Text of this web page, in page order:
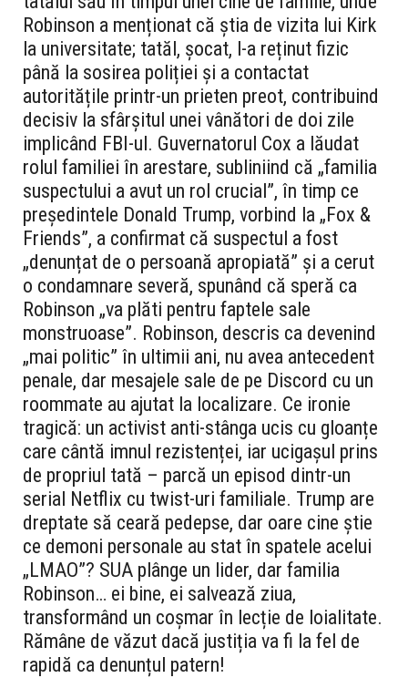
Robinson a menționat că știa de vizita lui Kirk
la universitate; tatăl, șocat, l-a reținut fizic
până la sosirea poliției și a contactat
autoritățile printr-un prieten preot, contribuind
decisiv la sfârșitul unei vânători de doi zile
implicând FBI-ul. Guvernatorul Cox a lăudat
rolul familiei în arestare, subliniind că „familia
suspectului a avut un rol crucial”, în timp ce
președintele Donald Trump, vorbind la „Fox &
Friends”, a confirmat că suspectul a fost
„denunțat de o persoană apropiată” și a cerut
o condamnare severă, spunând că speră ca
Robinson „va plăti pentru faptele sale
monstruoase”. Robinson, descris ca devenind
„mai politic” în ultimii ani, nu avea antecedent
penale, dar mesajele sale de pe Discord cu un
roommate au ajutat la localizare. Ce ironie
tragică: un activist anti-stânga ucis cu gloanțe
care cântă imnul rezistenței, iar ucigașul prins
de propriul tată – parcă un episod dintr-un
serial Netflix cu twist-uri familiale. Trump are
dreptate să ceară pedepse, dar oare cine știe
ce demoni personale au stat în spatele acelui
„LMAO”? SUA plânge un lider, dar familia
Robinson… ei bine, ei salvează ziua,
transformând un coșmar în lecție de loialitate.
Rămâne de văzut dacă justiția va fi la fel de
rapidă ca denunțul patern!